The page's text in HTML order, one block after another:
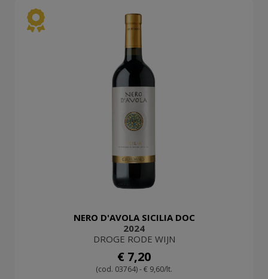
NERO D'AVOLA SICILIA DOC
2024
DROGE RODE WIJN
€ 7,20
(cod. 03764) - € 9,60/lt.